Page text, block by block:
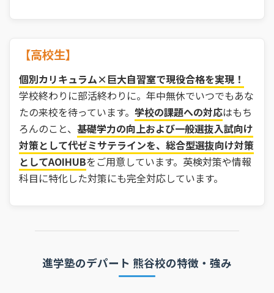
【高校生】
個別カリキュラム×巨大自習室で現役合格を実現！
学校終わりに部活終わりに。年中無休でいつでもあな
たの来校を待っています。 学校の課題への対応はもち
ろんのこと、 基礎学力の向上および一般選抜入試向け
対策として代ゼミサテラインを、総合型選抜向け対策
としてAOIHUBをご用意しています。英検対策や情報
科目に特化した対策にも完全対応しています。
進学塾のデパート 熊谷校の特徴・強み